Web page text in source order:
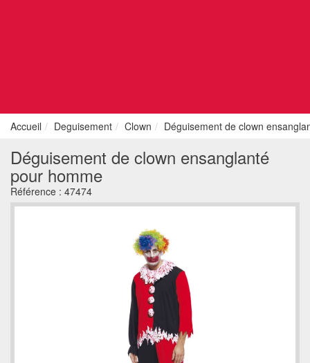
Accueil Deguisement Clown Déguisement de clown
Déguisement de clown ensanglanté
pour homme
Référence : 47474